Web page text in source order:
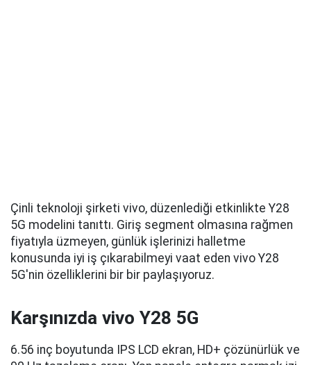
Çinli teknoloji şirketi vivo, düzenlediği etkinlikte Y28
5G modelini tanıttı. Giriş segment olmasına rağmen
fiyatıyla üzmeyen, günlük işlerinizi halletme
konusunda iyi iş çıkarabilmeyi vaat eden vivo Y28
5G'nin özelliklerini bir bir paylaşıyoruz.
Karşınızda vivo Y28 5G
6.56 inç boyutunda IPS LCD ekran, HD+ çözünürlük ve